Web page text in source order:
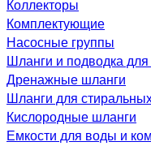
Коллекторы
Комплектующие
Насосные группы
Шланги и подводка
Дренажные шланги
Шланги для
Кислородные шланги
Емкости для воды и